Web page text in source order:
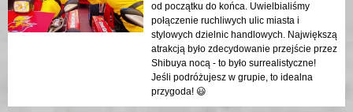
od początku do końca. Uwielbialiśmy
połączenie ruchliwych ulic miasta i
stylowych dzielnic handlowych. Największą
atrakcją było zdecydowanie przejście przez
Shibuya nocą - to było surrealistyczne!
Jeśli podróżujesz w grupie, to idealna
przygoda! 😃